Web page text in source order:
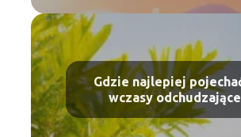
Gdzie najlepiej
wczasy